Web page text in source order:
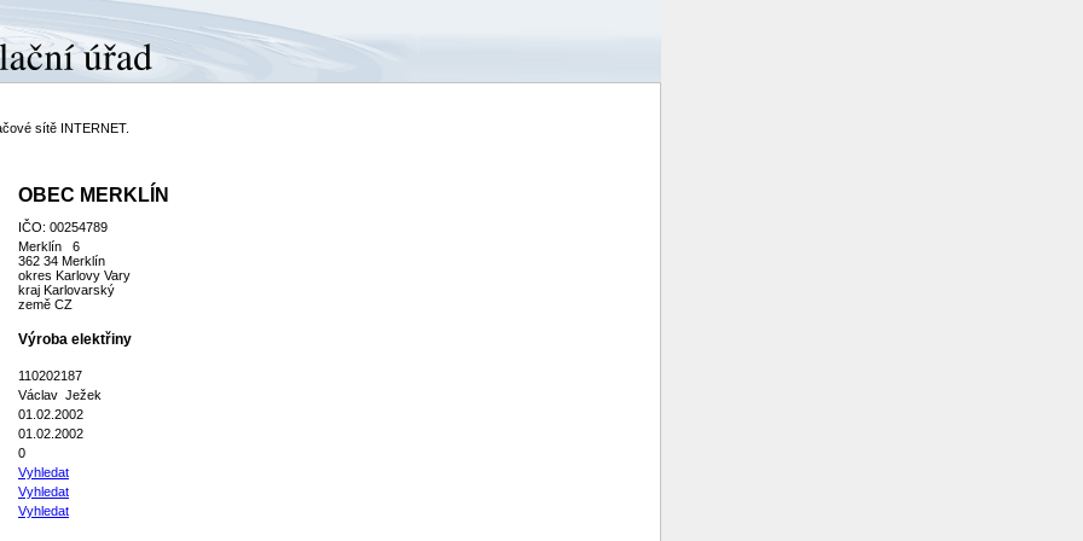
sítě INTERNET.
OBEC MERKLÍN
IČO: 00254789
Merklín 6
362 34 Merklín
okres Karlovy Vary
kraj Karlovarský
země CZ
Výroba elektřiny
110202187
Václav Ježek
01.02.2002
01.02.2002
0
Vyhledat
Vyhledat
Vyhledat